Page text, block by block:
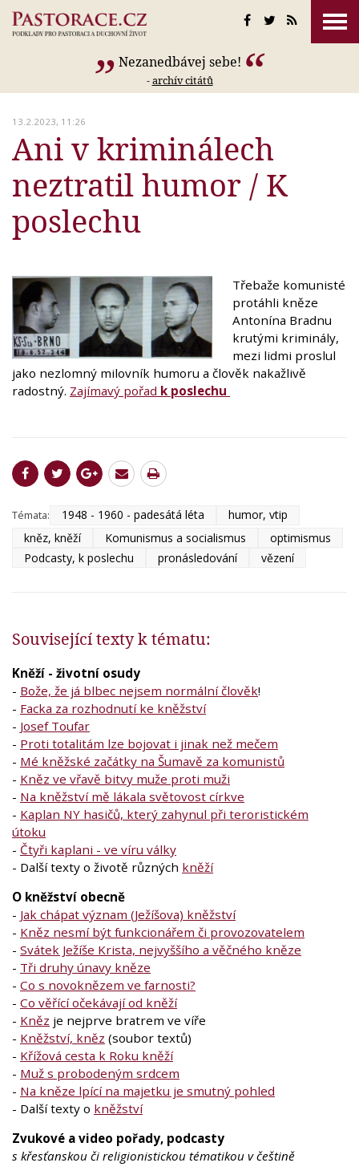
Nezanedbávej sebe!
-archív citátů
13.2.2023, 11:26
Ani v kriminálech
neztratil humor / K
poslechu
Třebaže komunisté
protáhli kněze
Antonína Bradnu
krutými kriminály,
mezi lidmi proslul
jako nezlomný milovník humoru a člověk nakažlivě
radostný. Zajímavý pořad k poslechu
Témata: 1948 - 1960 - padesátá léta
humor, vtip
kněz, kněží
Komunismus a socialismus
optimismus
Podcasty, k poslechu
pronásledování vězení
Související texty k tématu:
Kněží - životní osudy
- Bože, že já blbec nejsem normální člověk!
- Facka za rozhodnutí ke kněžství
- Josef Toufar
- Proti totalitám lze bojovat i jinak než mečem
- Mé kněžské začátky na Šumavě za komunistů
- Kněz ve vřavě bitvy muže proti muži
- Na kněžství mě lákala světovost církve
- Kaplan NY hasičů, který zahynul při teroristickém
útoku
- Čtyři kaplani - ve víru války
- Další texty o životě různých kněží
O kněžství obecně
- Jak chápat význam (Ježíšova) kněžství
- Kněz nesmí být funkcionářem či provozovatelem
- Svátek Ježíše Krista, nejvyššího a věčného kněze
- Tři druhy únavy kněze
- Co s novoknězem ve farnosti?
- Co věřící očekávají od kněží
- Kněz je nejprve bratrem ve víře
- Kněžství, kněz (soubor textů)
- Křížová cesta k Roku kněží
- Muž s probodeným srdcem
- Na kněze lpící na majetku je smutný pohled
- Další texty o kněžství
Zvukové a video pořady, podcasty
s křesťanskou či religionistickou tématikou v češtině